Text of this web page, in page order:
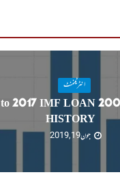
انٹرٹینمنٹ
2008 to 2017 IMF LOAN
HISTORY
جون 19, 2019